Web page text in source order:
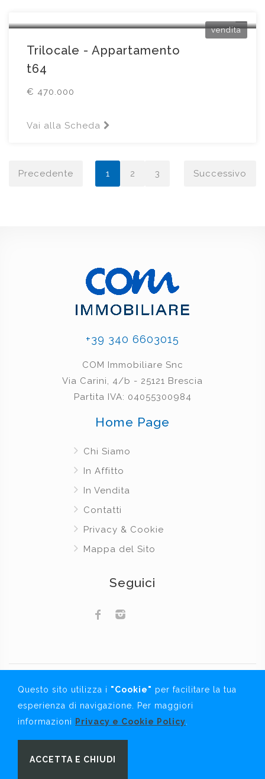
vendita
Trilocale - Appartamento
t64
€ 470.000
Vai alla Scheda
1 2 3
Precedente Successivo
+39 340 6603015
COM Immobiliare Snc
Via Carini, 4/b - 25121 Brescia
Partita IVA: 04055300984
Home Page
Chi Siamo
In Affitto
In Vendita
Contatti
Privacy & Cookie
Mappa del Sito
Seguici
Copyright © 2019 COM Immobiliare Snc.
Questo sito utilizza i "Cookie" per facilitare la tua
esperienza di navigazione. Per maggiori
informazioni
Privacy e Cookie Policy
ACCETTA E CHIUDI